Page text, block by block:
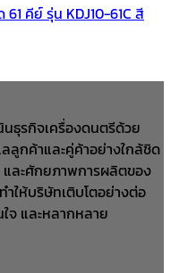
คีย์ รุ่น KDJ10-61C สี
ธุรกิจเครื่องดนตรีด้วย
ลลูกค้าและคู่ค้าอย่างใกล้ชิด
และศักยภาพการผลิตของ
ให้บริษัทเติบโตอย่างต่อ
จ และหลากหลาย